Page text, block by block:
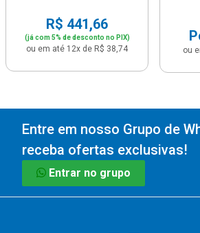
R$ 441,66
(já com 5% de desconto no PIX)
ou em até 12x de R$ 38,74 ou
Entre em nosso Grupo de
receba ofertas exclusivas!
Entrar no grupo